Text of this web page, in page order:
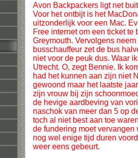
Avon Backpackers ligt net
Voor het ontbijt is het
uitzonderlijk voor een Mac.
Free internet om een ticket
Greymouth. Vervolgens
busschauffeur zet de bus
niet voor de peuk dus. Waar
Utrecht. O, zegt Bennie. Ik
had het kunnen aan zijn niet
gewoond maar het laatste
zijn vrouw bij zijn
de hevige aardbeving van
naschok van meer dan 5 op
toch al niet best aan toe
de fundering moet
nog wel enige tijd duren
weer eens gebeurt.